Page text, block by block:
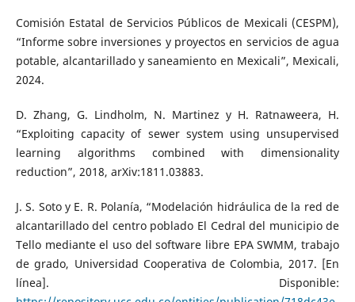
Comisión Estatal de Servicios Públicos de Mexicali (CESPM),
“Informe sobre inversiones y proyectos en servicios de agua
potable, alcantarillado y saneamiento en Mexicali”, Mexicali,
2024.
D. Zhang, G. Lindholm, N. Martinez y H. Ratnaweera, H.
“Exploiting capacity of sewer system using unsupervised
learning algorithms combined with dimensionality
reduction”, 2018, arXiv:1811.03883.
J. S. Soto y E. R. Polanía, “Modelación hidráulica de la red de
alcantarillado del centro poblado El Cedral del municipio de
Tello mediante el uso del software libre EPA SWMM, trabajo
de grado, Universidad Cooperativa de Colombia, 2017. [En
línea]. Disponible: